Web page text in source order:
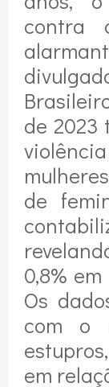
contra
de 2023
de
0,8%
Os
com o
em